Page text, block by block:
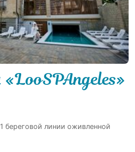
береговой линии оживленной